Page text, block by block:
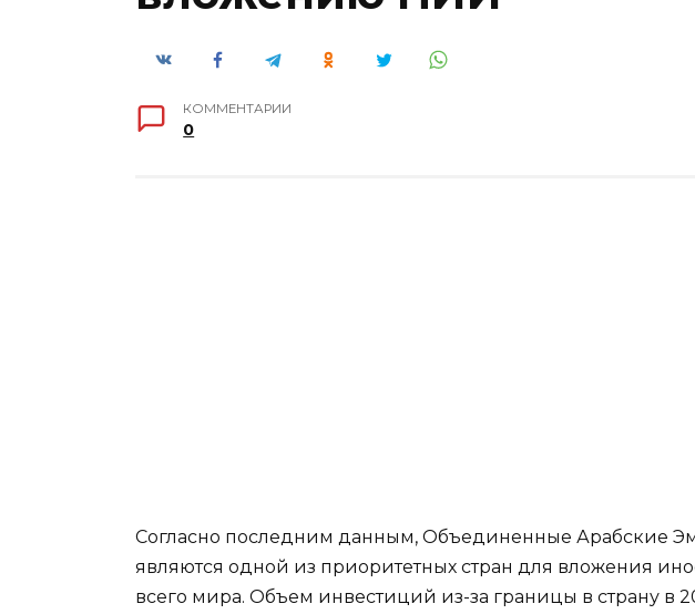
КОММЕНТАРИИ
0
Согласно последним данным, Объединенные Арабские
являются одной из приоритетных стран для вложения
всего мира. Объем инвестиций из-за границы в страну в